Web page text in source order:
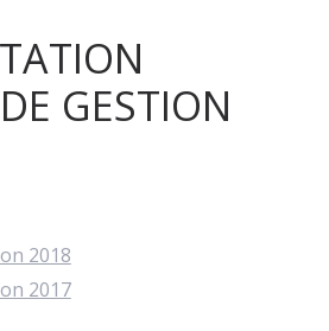
GESTION
2018
2017